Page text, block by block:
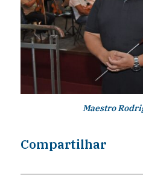
Maestro
Compartilhar